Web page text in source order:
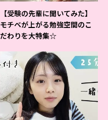
【受験の先輩に聞いてみた】
モチベが上がる勉強空間のこ
だわりを大特集☆